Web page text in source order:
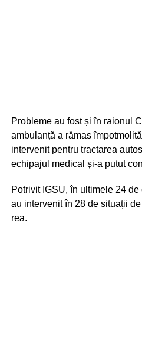
Probleme au fost și în raionul
ambulanță a rămas
intervenit pentru tractarea
echipajul medical și-a putut
Potrivit IGSU, în ultimele 24
au intervenit în 28 de situații
rea.